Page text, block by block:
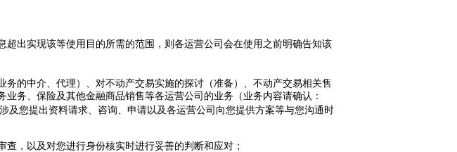
出实现该等使用目的所需的范围，则各运营公司会在使用之前明确告知该
的中介、代理）、对不动产交易实施的探讨（准备）、不动产交易相关售
务、保险及其他金融商品销售等各运营公司的业务（业务内容请确认：
及您提出资料请求、咨询、申请以及各运营公司向您提供方案等与您沟通时
，以及对您进行身份核实时进行妥善的判断和应对；